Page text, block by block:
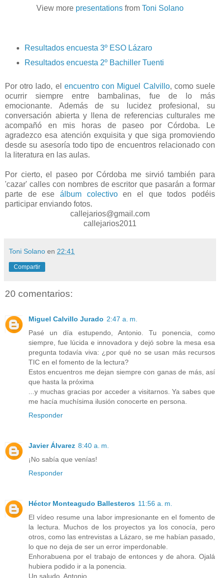
View more presentations from Toni Solano
Resultados encuesta 3º ESO Lázaro
Resultados encuesta 2º Bachiller Tuenti
Por otro lado, el encuentro con Miguel Calvillo, como suele
ocurrir siempre entre bambalinas, fue de lo más
emocionante. Además de su lucidez profesional, su
conversación abierta y llena de referencias culturales me
acompañó en mis horas de paseo por Córdoba. Le
agradezco esa atención exquisita y que siga promoviendo
desde su asesoría todo tipo de encuentros relacionado con
la literatura en las aulas.
Por cierto, el paseo por Córdoba me sirvió también para
'cazar' calles con nombres de escritor que pasarán a formar
parte de ese álbum colectivoen el que todos podéis
participar enviando fotos.
callejarios@gmail.com
callejarios2011
Toni Solano en 22:41
Compartir
20 comentarios:
Miguel Calvillo Jurado 2:47 a. m.
Pasé un día estupendo, Antonio. Tu ponencia, como
siempre, fue lúcida e innovadora y dejó sobre la mesa esa
pregunta todavía viva: ¿por qué no se usan más recursos
TIC en el fomento de la lectura?
Estos encuentros me dejan siempre con ganas de más, así
que hasta la próxima
...y muchas gracias por acceder a visitarnos. Ya sabes que
me hacía muchísima ilusión conocerte en persona.
Responder
Javier Álvarez 8:40 a. m.
¡No sabía que venías!
Responder
Héctor Monteagudo Ballesteros 11:56 a. m.
El vídeo resume una labor impresionante en el fomento de
la lectura. Muchos de los proyectos ya los conocía, pero
otros, como las entrevistas a Lázaro, se me habían pasado,
lo que no deja de ser un error imperdonable.
Enhorabuena por el trabajo de entonces y de ahora. Ojalá
hubiera podido ir a la ponencia.
Un saludo, Antonio.